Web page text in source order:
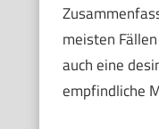
meisten
auch eine
empfindliche